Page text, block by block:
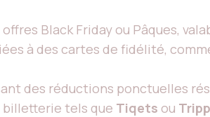
Black Friday ou Pâques,
à des cartes de fidélité,
des réductions ponctuelles
billetterie tels que Tiqets ou